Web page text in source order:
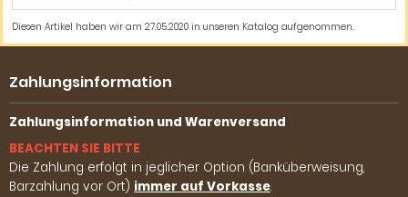
Diesen Artikel haben wir am 27.05.2020 in unseren Katalog aufgenommen.
Zahlungsinformation
Zahlungsinformation und Warenversand
BEACHTEN SIE BITTE
Die Zahlung erfolgt in jeglicher Option (Banküberweisung,
Barzahlung vor Ort) immer auf Vorkasse.